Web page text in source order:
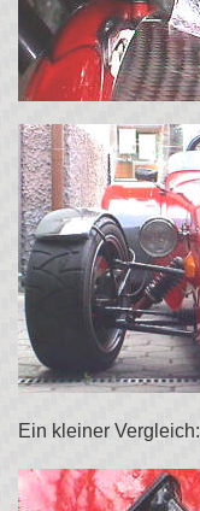
Ein kleiner Vergleich: